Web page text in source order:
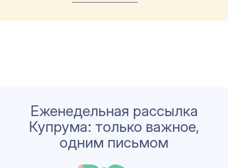
Еженедельная рассылка
Купрума: только важное,
одним письмом